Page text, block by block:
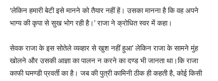
‘लेकिन हमारी बेटी इसे मानने को तैयार नहीं हें। उसका मानना है कि वह अपने
भाग्य की कृपा से सुख भोग रही है।’ राजा ने क्रोधित स्वर में कहा।
सेवक राजा के इस सोतेले व्यव्हार से खुश नहीं हुआ’ लेकिन राजा के सामने मुंह
खोलने और उसकी आज्ञा का पालन न करने का दण्ड भी जानता था।कि राजा
काफी घमण्डी प्रवर्ती का है। जब की पुत्री कामिनी ठीक ही कहती है, कोई किसी